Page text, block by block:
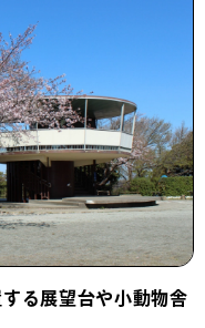
る展望台や小動物舎